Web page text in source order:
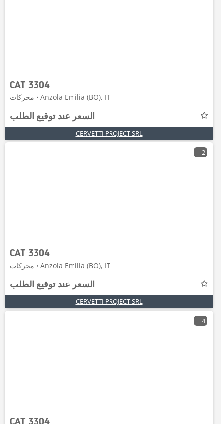
CAT 3304
محركات • Anzola Emilia (BO), IT
السعر عند توقيع الطلب
CERVETTI PROJECT SRL
2
CAT 3304
محركات • Anzola Emilia (BO), IT
السعر عند توقيع الطلب
CERVETTI PROJECT SRL
4
CAT 3304